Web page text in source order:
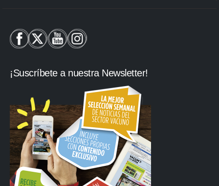
¡Suscríbete a nuestra Newsletter!